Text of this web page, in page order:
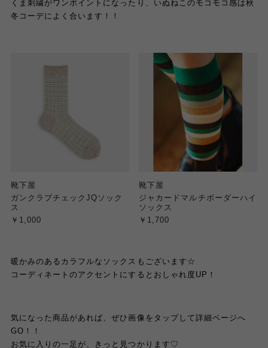
くま刺繍がワンポイントになったり、いぬねこのモコモコ感は秋
冬コーデによく合います！！
靴下屋
ガンクラブチェックJQソック
ス
￥1,000
靴下屋
ジャカードマルチボーダーハイ
ソックス
￥1,700
暖かみのあるカラフルなソックスもございます☆
コーディネートのアクセントにするとおしゃれ度UP！
気になった商品があれば、ぜひ画像をタップして詳細ページへ
GO！！
お気に入りの一足が、きっと見つかります♡